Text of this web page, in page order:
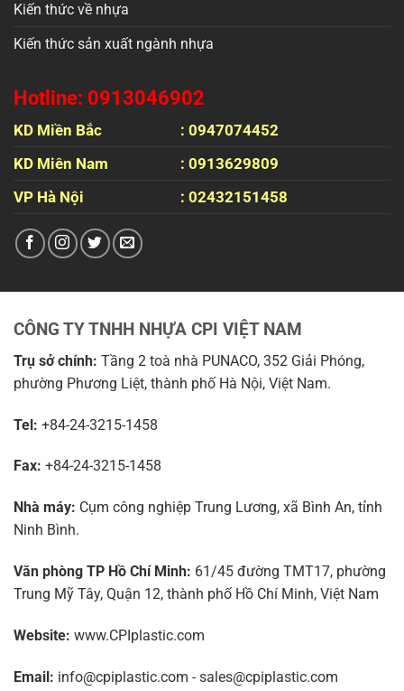
Kiến thức về nhựa
Kiến thức sản xuất ngành nhựa
Hotline: 0913046902
KD Miền Bắc
: 0947074452
KD Miên Nam
: 0913629809
VP Hà Nội
: 02432151458
CÔNG TY TNHH NHỰA CPI VIỆT NAM
Trụ sở chính: Tầng 2 toà nhà PUNACO, 352 Giải Phóng,
phường Phương Liệt, thành phố Hà Nội, Việt Nam.
Tel: +84-24-3215-1458
Fax: +84-24-3215-1458
Nhà máy: Cụm công nghiệp Trung Lương, xã Bình An, tỉnh
Ninh Bình.
Văn phòng TP Hồ Chí Minh: 61/45 đường TMT17, phường
Trung Mỹ Tây, Quận 12, thành phố Hồ Chí Minh, Việt Nam
Website: www.CPIplastic.com
Email: info@cpiplastic.com - sales@cpiplastic.com